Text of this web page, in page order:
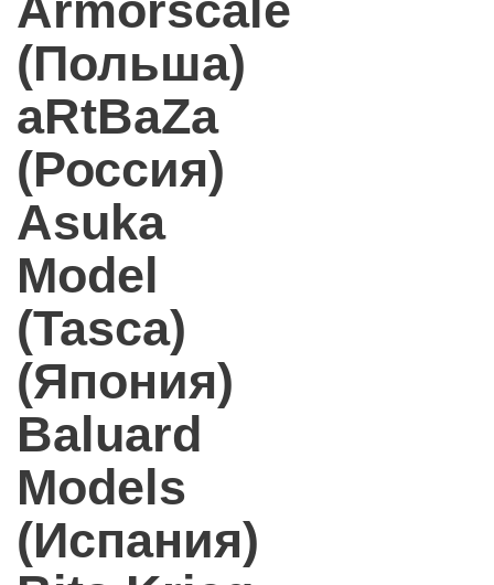
(Польша)
aRtBaZa
(Россия)
Asuka
Model
(Tasca)
(Япония)
Baluard
Models
(Испания)